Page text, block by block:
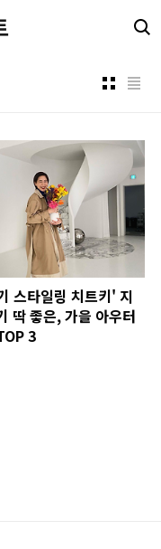
스타일링 치트키' 지
딱 좋은, 가을 아우터
3